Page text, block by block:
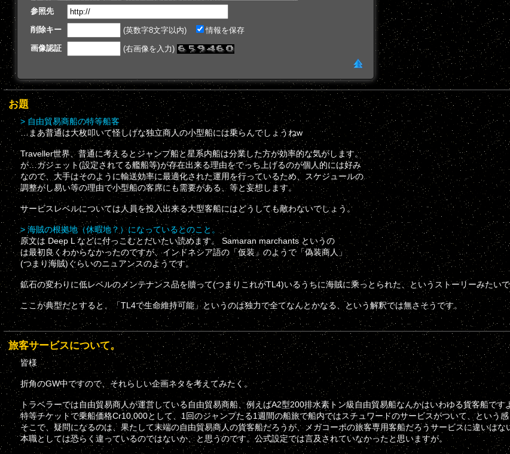
参照先
削除キー (英数字8文字以内)
情報を保存
画像認証
(右画像を入力)
お題
> 自由貿易商船の特等船客
…まあ普通は大枚叩いて怪しげな独立商人の小型船には乗らんでしょうねw
Traveller世界、普通に考えるとジャンプ船と星系内船は分業した方が効率的な気がします。
が…ガジェット(設定されてる艦船等)が存在出来る理由をでっち上げるのが個人的には好み
なので、大手はそのように輸送効率に最適化された運用を行っているため、スケジュールの
調整がし易い等の理由で小型船の客席にも需要がある、等と妄想します。
サービスレベルについては人員を投入出来る大型客船にはどうしても敵わないでしょう。
> 海賊の根拠地（休暇地？）になっているとのこと。
原文は Deep L などに付っこむとだいたい読めます。 Samaran marchants というの
は最初良くわからなかったのですが、インドネシア語の「仮装」のようで「偽装商人」
(つまり海賊)ぐらいのニュアンスのようです。
鉱石の変わりに低レベルのメンテナンス品を贖って(つまりこれがTL4)いるうちに海賊に乘っとられた、というストーリーみたい
ここが典型だとすると、「TL4で生命維持可能」というのは独力で全てなんとかなる、という解釈では無さそうです。
旅客サービスについて。
皆様
折角のGW中ですので、それらしい企画ネタを考えてみたく。
トラベラーでは自由貿易商人が運営している自由貿易商船、例えばA2型200排水素トン級自由貿易船なんかはいわゆる貨客船です
特等チケットで乗船価格Cr10,000として、1回のジャンプたる1週間の船旅で船内ではスチュワードのサービスがついて、という感
そこで、疑問になるのは、果たして末端の自由貿易商人の貨客船だろうが、メガコーポの旅客専用客船だろうサービスに違いは
本職としては恐らく違っているのではないか、と思うのです。公式設定では言及されていなかったと思いますが。